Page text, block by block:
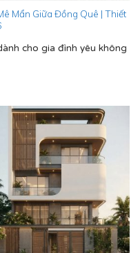
Mẩn Giữa Đồng Quê | Thiết
cho gia đình yêu không